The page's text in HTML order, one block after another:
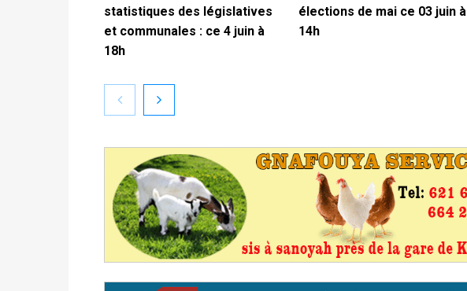
statistiques des législatives
et communales : ce 4 juin à
18h
élections de mai ce 03 juin à
14h